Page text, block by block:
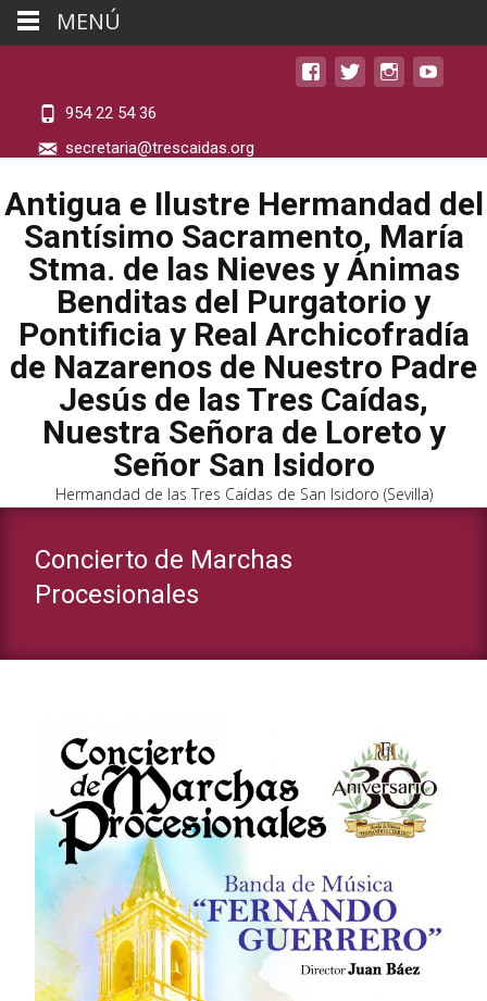
954 22 54 36
secretaria@trescaidas.org
Antigua e Ilustre Hermandad del
Santísimo Sacramento, María
Stma. de las Nieves y Ánimas
Benditas del Purgatorio y
Pontificia y Real Archicofradía
de Nazarenos de Nuestro Padre
Jesús de las Tres Caídas,
Nuestra Señora de Loreto y
Señor San Isidoro
Hermandad de las Tres Caídas de San Isidoro (Sevilla)
Concierto de Marchas
Procesionales
MENÚ